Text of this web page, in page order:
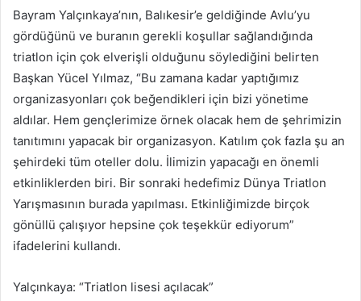
Bayram Yalçınkaya’nın, Balıkesir’e geldiğinde Avlu’yu
gördüğünü ve buranın gerekli koşullar sağlandığında
triatlon için çok elverişli olduğunu söylediğini belirten
Başkan Yücel Yılmaz, “Bu zamana kadar yaptığımız
organizasyonları çok beğendikleri için bizi yönetime
aldılar. Hem gençlerimize örnek olacak hem de şehrimizin
tanıtımını yapacak bir organizasyon. Katılım çok fazla şu an
şehirdeki tüm oteller dolu. İlimizin yapacağı en önemli
etkinliklerden biri. Bir sonraki hedefimiz Dünya Triatlon
Yarışmasının burada yapılması. Etkinliğimizde birçok
gönüllü çalışıyor hepsine çok teşekkür ediyorum”
ifadelerini kullandı.
Yalçınkaya: “Triatlon lisesi açılacak”